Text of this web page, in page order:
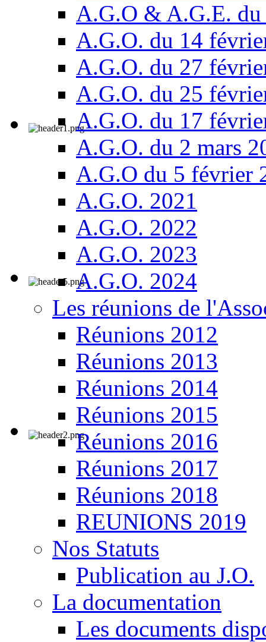
A.G.O & A.G.E.
A.G.O. du 14
A.G.O. du 27
A.G.O. du 25
A.G.O. du 17
A.G.O. du 2 mars
A.G.O du 5 février
A.G.O. 2021
A.G.O. 2022
A.G.O. 2023
A.G.O. 2024
Les réunions de
Réunions 2012
Réunions 2013
Réunions 2014
Réunions 2015
Réunions 2016
Réunions 2017
Réunions 2018
REUNIONS 2019
Nos Statuts
Publication au J.O.
La documentation
Les documents